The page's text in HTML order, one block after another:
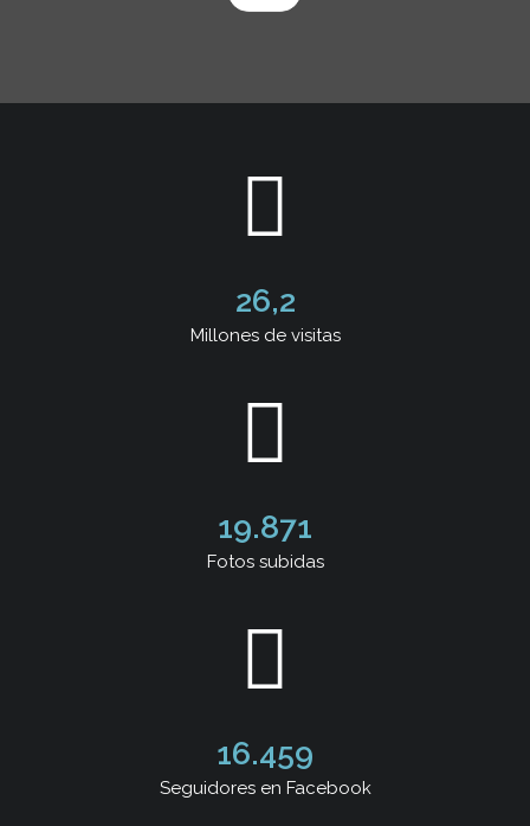
26,2
Millones de visitas
19.871
Fotos subidas
16.459
Seguidores en Facebook